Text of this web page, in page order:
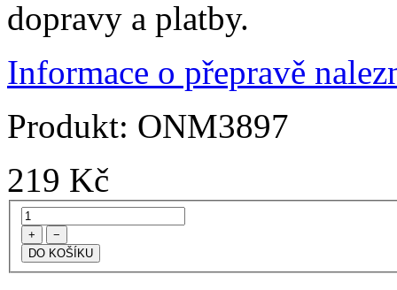
dopravy a platby.
Informace o přepravě
Produkt: ONM3897
219 Kč
+ −